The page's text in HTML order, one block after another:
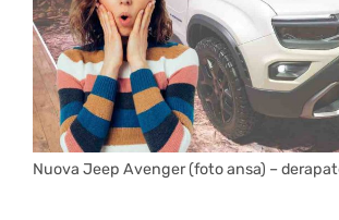
Nuova Jeep Avenger (foto ansa) –